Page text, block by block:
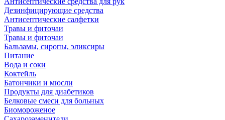
Дезинфицирующие средства
Антисептические салфетки
Травы и фиточаи
Травы и фиточаи
Бальзамы, сиропы, эликсиры
Питание
Вода и соки
Коктейль
Батончики и мюсли
Продукты для диабетиков
Белковые смеси для больных
Биомороженое